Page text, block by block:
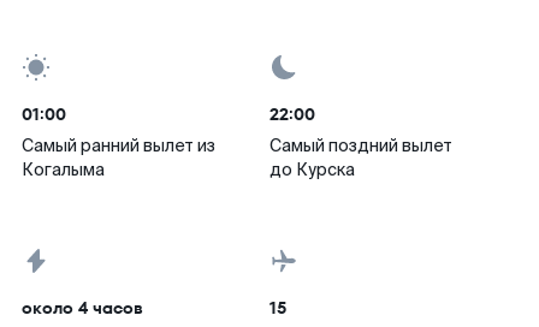
01:00
Самый ранний вылет из
Когалыма
22:00
Самый поздний вылет
до Курска
около 4 часов 15